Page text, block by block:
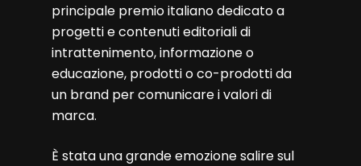
principale premio italiano dedicato a
progetti e contenuti editoriali di
intrattenimento, informazione o
educazione, prodotti o co-prodotti da
un brand per comunicare i valori di
marca.
È stata una grande emozione salire sul